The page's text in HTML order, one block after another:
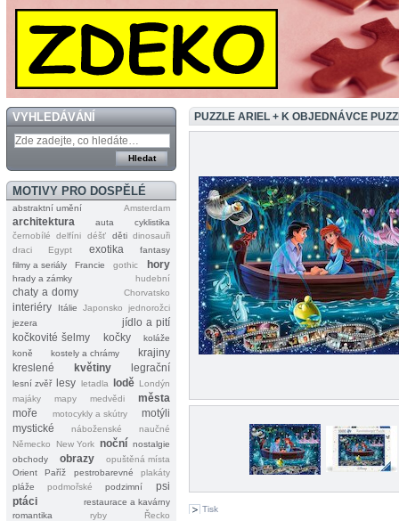
VYHLEDÁVÁNÍ
MOTIVY PRO DOSPĚLÉ
abstraktní umění Amsterdam
architektura auta
cyklistika
černobílé
delfíni déšť děti dinosauři
draci
Egypt exotika
fantasy
filmy a seriály
Francie gothic hory
hrady a zámky hudební
chaty a domy Chorvatsko
interiéry Itálie Japonsko
jednorožci
jezera
jídlo a pití
kočkovité šelmy
kočky
koláže
koně
kostely a chrámy
krajiny
kreslené
květiny legrační
lesní zvěř lesy letadla lodě Londýn
majáky
mapy medvědi
města
moře
motocykly a skútry
motýli
mystické
náboženské
naučné
Německo
New York noční nostalgie
obchody
obrazy
opuštěná místa
Orient
Paříž pestrobarevné
plakáty
pláže
podmořské podzimní
psi
ptáci
restaurace a kavárny
romantika
ryby Řecko
PUZZLE ARIEL + K OBJEDNÁVCE
Tisk